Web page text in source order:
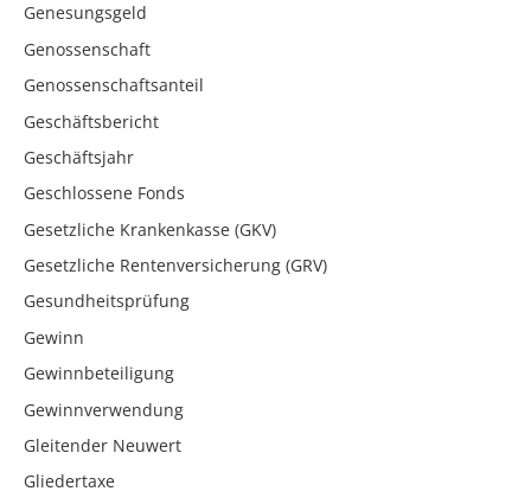
Genesungsgeld
Genossenschaft
Genossenschaftsanteil
Geschäftsbericht
Geschäftsjahr
Geschlossene Fonds
Gesetzliche Krankenkasse (GKV)
Gesetzliche Rentenversicherung (GRV)
Gesundheitsprüfung
Gewinn
Gewinnbeteiligung
Gewinnverwendung
Gleitender Neuwert
Gliedertaxe